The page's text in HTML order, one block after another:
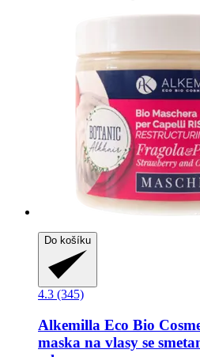
Do košíku
4.3 (345)
Alkemilla Eco Bio
maska na vlasy se